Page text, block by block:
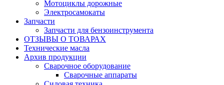
Мотоциклы дорожные
Электросамокаты
Запчасти
Запчасти для бензоинструмента
ОТЗЫВЫ О ТОВАРАХ
Технические масла
Архив продукции
Сварочное оборудование
Сварочные аппараты